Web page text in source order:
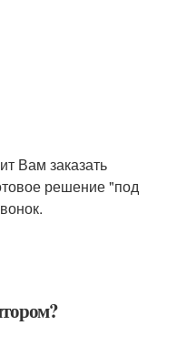
Вам заказать
решение "под